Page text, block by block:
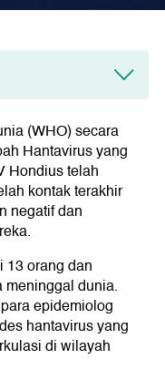
(WHO) secara
Hantavirus yang
Hondius telah
kontak terakhir
negatif dan
13 orang dan
meninggal dunia.
epidemiolog
hantavirus yang
di wilayah